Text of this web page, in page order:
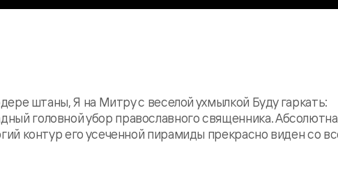
штаны, Я на Митру с веселой ухмылкой Буду гаркать:
головной убор православного священника.
контур его усеченной пирамиды прекрасно виден со